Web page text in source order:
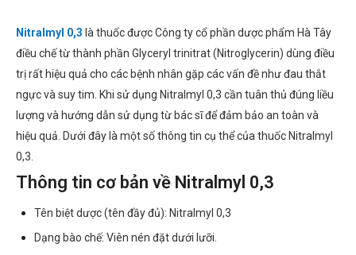
Nitralmyl 0,3 là thuốc được Công ty cổ phần dược phẩm Hà Tây
điều chế từ thành phần Glyceryl trinitrat (Nitroglycerin) dùng điều
trị rất hiệu quả cho các bệnh nhân gặp các vấn đề như đau thắt
ngực và suy tim. Khi sử dụng Nitralmyl 0,3 cần tuân thủ đúng liều
lượng và hướng dẫn sử dụng từ bác sĩ để đảm bảo an toàn và
hiệu quả. Dưới đây là một số thông tin cụ thể của thuốc Nitralmyl
0,3.
Thông tin cơ bản về Nitralmyl 0,3
Tên biệt dược (tên đầy đủ): Nitralmyl 0,3
Dạng bào chế: Viên nén đặt dưới lưỡi.